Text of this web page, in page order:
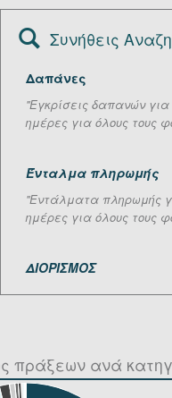
Συνήθεις
Δαπάνες
''Εγκρίσεις δαπανών για
ημέρες για όλους τους
Ένταλμα πληρωμής
''Εντάλματα πληρωμής
ημέρες για όλους τους
ΔΙΟΡΙΣΜΟΣ
''Πράξεις σχετικά με
ΕΓΚΥΚΛΙΟΣ, ΝΟΜΟΣ
''Πράξεις σχετικές με
πράξεων ανά